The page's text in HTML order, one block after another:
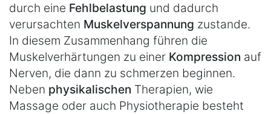
durch eine Fehlbelastung und dadurch
verursachten Muskelverspannung zustande.
In diesem Zusammenhang führen die
Muskelverhärtungen zu einer Kompression auf
Nerven, die dann zu schmerzen beginnen.
Neben physikalischen Therapien, wie
Massage oder auch Physiotherapie besteht